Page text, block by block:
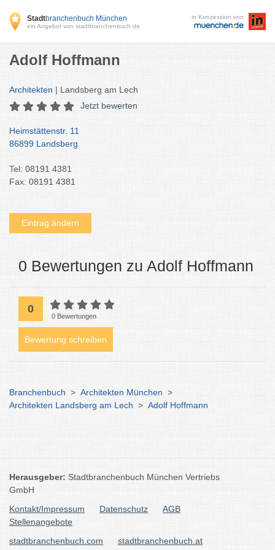
Stadtbranchenbuch München
ein Angebot von stadtbranchenbuch.de
in Konzession von
Adolf Hoffmann
Architekten | Landsberg am Lech
Jetzt bewerten
Heimstättenstr. 11
86899 Landsberg
Tel: 08191 4381
Fax: 08191 4381
Eintrag ändern
0 Bewertungen zu Adolf Hoffmann
0
0 Bewertungen
Bewertung schreiben
Branchenbuch > Architekten München >
Architekten Landsberg am Lech > Adolf Hoffmann
Herausgeber: Stadtbranchenbuch München Vertriebs
GmbH
Kontakt/Impressum
Datenschutz
AGB
Stellenangebote
stadtbranchenbuch.com
stadtbranchenbuch.at